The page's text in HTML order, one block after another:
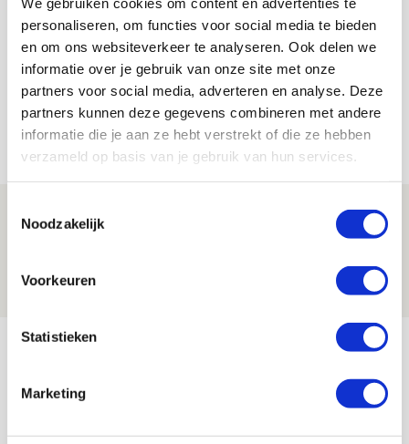
personaliseren, om functies voor social media te bieden
en om ons websiteverkeer te analyseren. Ook delen we
informatie over je gebruik van onze site met onze
partners voor social media, adverteren en analyse. Deze
partners kunnen deze gegevens combineren met andere
informatie die je aan ze hebt verstrekt of die ze hebben
verzameld op basis van je gebruik van hun services.
Noodzakelijk
Voorkeuren
Statistieken
Marketing
Bekijk alle berichten van Jordy Haak
Net binnen //
Drie dingen die je moet weten over PEC
Míchels elf: met welke formatie begin
08 AUGUSTUS 2026 - 11:34